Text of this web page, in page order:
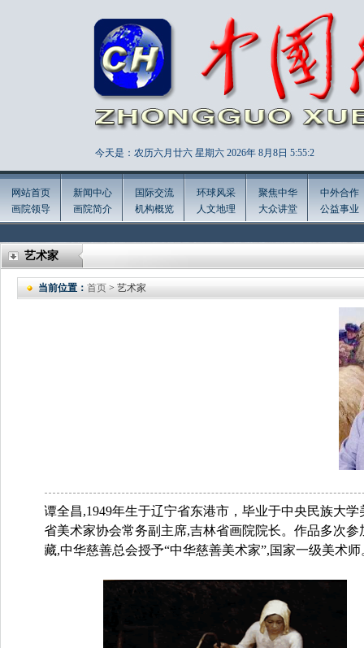
今天是：农历六月廿六 星期六 2026年 8月8日 5:55:3
网站首页
画院领导
新闻中心
画院简介
国际交流
机构概览
环球风采
人文地理
聚焦中华
大众讲堂
中外合作
公益事业
艺术家
当前位置： 首页 > 艺术家
谭全昌,1949年生于辽宁省东港市，毕业于中央民族大
省美术家协会常务副主席,吉林省画院院长。作品多次
藏,中华慈善总会授予“中华慈善美术家”,国家一级美术